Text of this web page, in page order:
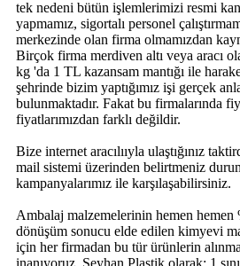
tek nedeni bütün işlemlerimizi resmi
yapmamız, sigortalı personel
merkezinde olan firma olmamızdan
Birçok firma merdiven altı veya aracı
kg 'da 1 TL kazansam mantığı ile
şehrinde bizim yaptığımız işi gerçek
bulunmaktadır. Fakat bu firmalarında
fiyatlarımızdan farklı değildir.
Bize internet aracılııyla ulaştığınız
mail sistemi üzerinden belirtmeniz
kampanyalarımız ile karşılaşabilirsiniz.
Ambalaj malzemelerinin hemen hemen
dönüşüm sonucu elde edilen kimyevi
için her firmadan bu tür ürünlerin
inanıyoruz. Seyhan Plastik olarak;